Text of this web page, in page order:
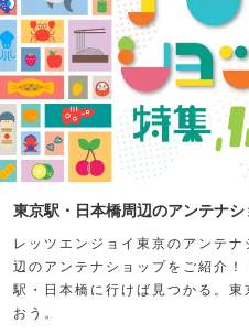
東京駅・日本橋周辺のアンテナ
レッツエンジョイ東京のアンテ
辺のアンテナショップをご紹介
駅・日本橋に行けば見つかる。
おう。